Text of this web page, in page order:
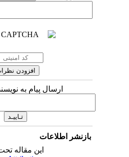
ارسال پیام به نویسنده
بازنشر اطلاعات
این مقاله تحت